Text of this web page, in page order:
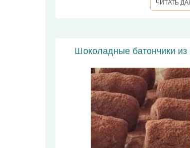
ЧИТАТЬ
Шоколадные батончики из